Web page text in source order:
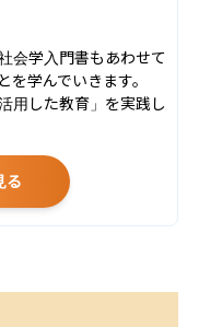
会学入門書もあわせて
学んでいきます。
用した教育」を実践し
る